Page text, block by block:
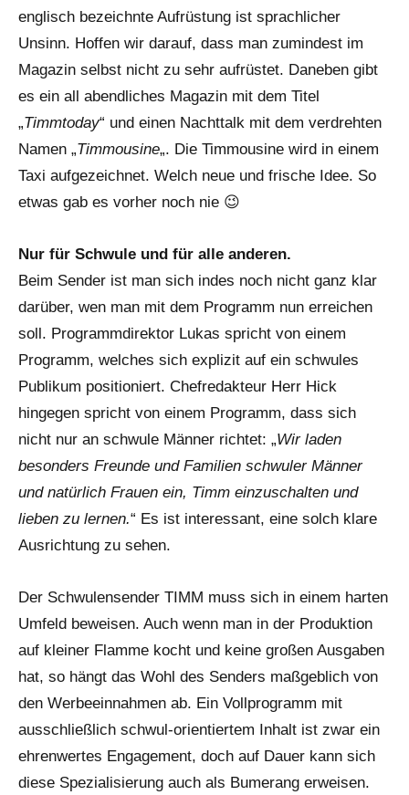
englisch bezeichnte Aufrüstung ist sprachlicher
Unsinn. Hoffen wir darauf, dass man zumindest im
Magazin selbst nicht zu sehr aufrüstet. Daneben gibt
es ein all abendliches Magazin mit dem Titel
„Timmtoday“ und einen Nachttalk mit dem verdrehten
Namen „Timmousine„. Die Timmousine wird in einem
Taxi aufgezeichnet. Welch neue und frische Idee. So
etwas gab es vorher noch nie 😉
Nur für Schwule und für alle anderen.
Beim Sender ist man sich indes noch nicht ganz klar
darüber, wen man mit dem Programm nun erreichen
soll. Programmdirektor Lukas spricht von einem
Programm, welches sich explizit auf ein schwules
Publikum positioniert. Chefredakteur Herr Hick
hingegen spricht von einem Programm, dass sich
nicht nur an schwule Männer richtet: „Wir laden
besonders Freunde und Familien schwuler Männer
und natürlich Frauen ein, Timm einzuschalten und
lieben zu lernen.“ Es ist interessant, eine solch klare
Ausrichtung zu sehen.
Der Schwulensender TIMM muss sich in einem harten
Umfeld beweisen. Auch wenn man in der Produktion
auf kleiner Flamme kocht und keine großen Ausgaben
hat, so hängt das Wohl des Senders maßgeblich von
den Werbeeinnahmen ab. Ein Vollprogramm mit
ausschließlich schwul-orientiertem Inhalt ist zwar ein
ehrenwertes Engagement, doch auf Dauer kann sich
diese Spezialisierung auch als Bumerang erweisen.